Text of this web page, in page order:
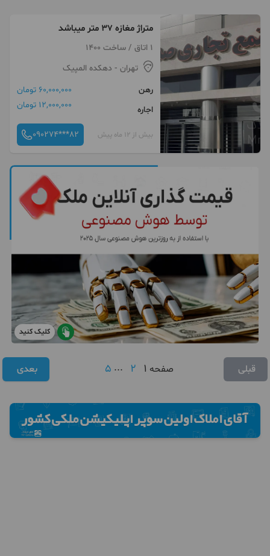
متراژ مغازه ۳۷ متر میباشد
1 اتاق / ساخت 1400
تهران - دهکده المپیک
رهن
60,000,000 تومان
اجاره
12,000,000 تومان
بیش از 12 ماه پیش 090274***82
کلیک کنید
قبلی صفحه 1
2
...
5 بعدی